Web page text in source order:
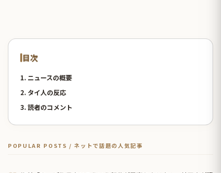
目次
1. ニュースの概要
2. タイ人の反応
3. 読者のコメント
POPULAR POSTS / ネットで話題の人気記事